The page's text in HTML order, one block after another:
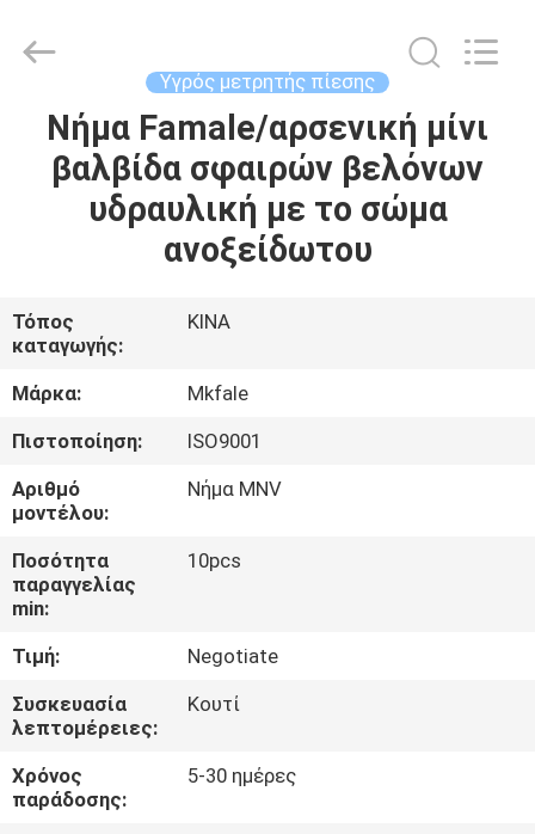
ΣΠΊΤΙ
ΠΡΟΪΌΝΤΑ
ΕΜΕΊΣ
ΓΎΡΟΣ
ΕΡΓΟΣΤΑΣΊΩΝ
ΠΟΙΟΤΙΚΌΣ
ΈΛΕΓΧΟΣ
ΕΛΆΤΕ
ΣΕ
ΕΠΑΦΉ
ΜΕ
Export
Υγρός μετρητής πίεσης
Νήμα Famale/αρσενική μίνι
βαλβίδα σφαιρών βελόνων
υδραυλική με το σώμα
ανοξείδωτου
Τόπος
καταγωγής:
ΚΙΝΑ
Μάρκα:
Mkfale
Πιστοποίηση:
ISO9001
Αριθμό
μοντέλου:
Νήμα MNV
Ποσότητα
παραγγελίας
min:
10pcs
Τιμή:
Negotiate
Συσκευασία
λεπτομέρειες:
Κουτί
Χρόνος
παράδοσης:
5-30 ημέρες